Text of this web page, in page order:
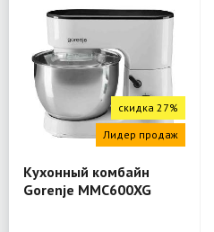
скидка 27%
Лидер продаж
Кухонный комбайн
Gorenje MMC600XG